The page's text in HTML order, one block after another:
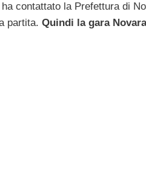
contattato la Prefettura di
partita. Quindi la gara